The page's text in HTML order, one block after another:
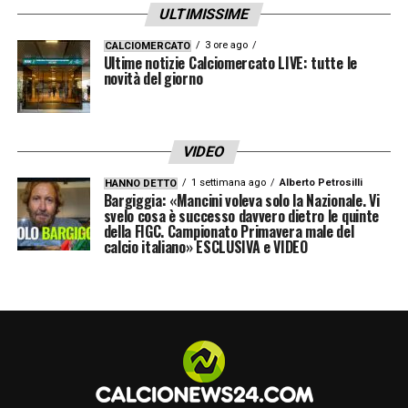
indietro, rigiocarla. Non è stata una bella
sconfitta. Fu una partita particolare ».
Il riferimento inevitabile è all’espulsione di
, episodio simbolo di quella finale.
ZIDANE– «Per l’espulsione di Zidane, con
quella testata a Materazzi che nessuno vide.
fin da quando Zidane, Makelele e Thuram
tornando in nazionale diedero una svolta alle
ULTIMISSIME
CALCIOMERCATO 3 ore ago
Ultime notizie Calciomercato LIVE: tutte le
novità del giorno
VIDEO
HANNO DETTO 1 settimana ago Alberto Petrosilli
Bargiggia: «Mancini voleva solo la Nazionale. Vi
svelo cosa è successo davvero dietro le quinte
della FIGC. Campionato Primavera male del
calcio italiano» ESCLUSIVA e VIDEO